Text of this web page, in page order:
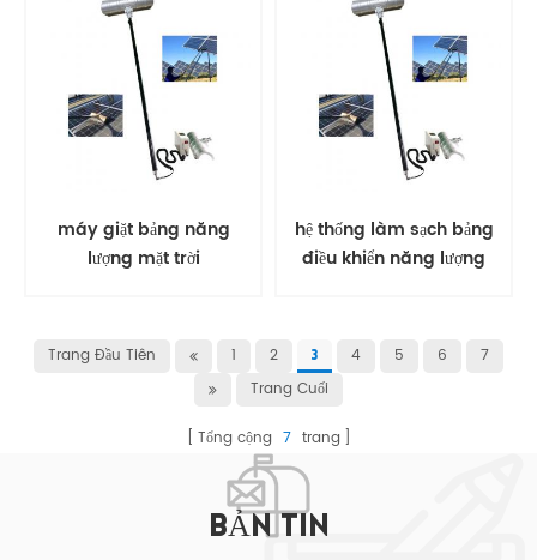
máy giặt bảng năng
lượng mặt trời
hệ thống làm sạch bảng
điều khiển năng lượng
Trang Đầu Tiên 1 2 3 4 5 6
7
Trang Cuối
Tổng cộng 7 trang
BẢN TIN